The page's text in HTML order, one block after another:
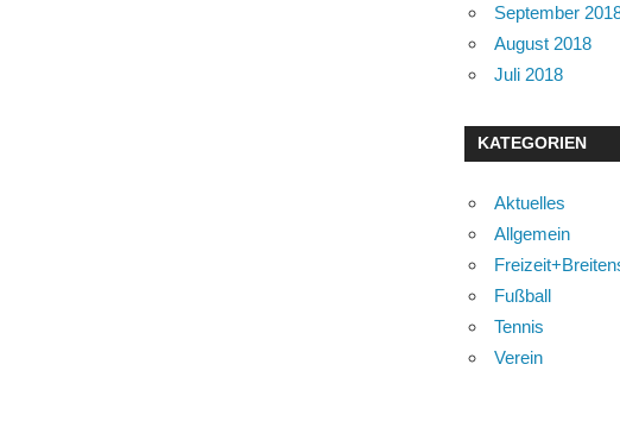
September
August 2018
Juli 2018
KATEGORIEN
Aktuelles
Allgemein
Fußball
Tennis
Verein